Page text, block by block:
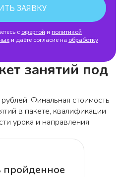
ЗАЯВКУ
с офертой и политикой
и даёте согласие на обработку
занятий под
Финальная стоимость
в пакете, квалификации
урока и направления
пройденное